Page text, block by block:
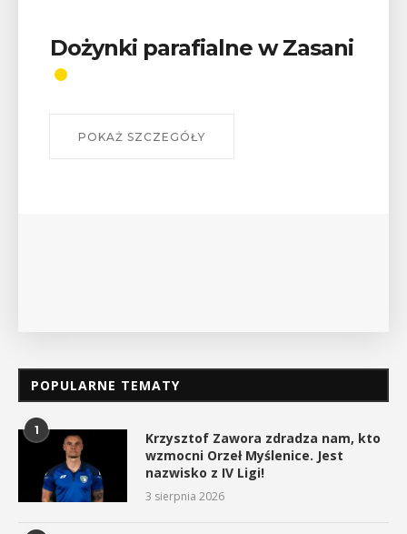
Wykład „Jak zdobyć
odznaki na myślenickich
W środę 12 sierpnia o godz. 17 w Miejskiej
POPULARNE TEMATY
1
Krzysztof Zawora zdradza nam, kto
wzmocni Orzeł Myślenice. Jest
nazwisko z IV Ligi!
3 sierpnia 2026